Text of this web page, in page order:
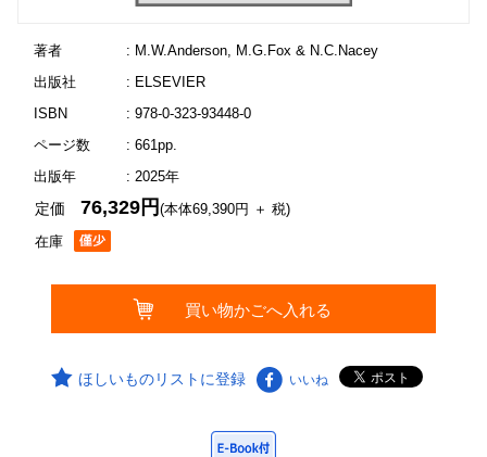
著者
: M.W.Anderson, M.G.Fox & N.C.Nacey
出版社
: ELSEVIER
ISBN
: 978-0-323-93448-0
ページ数
: 661pp.
出版年
: 2025年
在庫
定価76,329円(本体69,390円 ＋ 税)
ほしいものリストに登録 いいね